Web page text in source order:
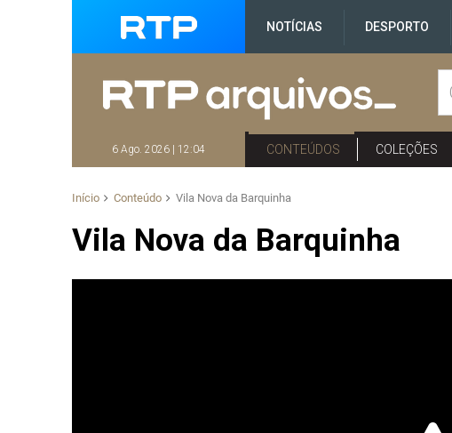
NOTÍCIAS DESPORTO
6 Ago. 2026 | 12:04 CONTEÚDOS COLEÇÕES
Início Conteúdo Vila Nova da Barquinha
Vila Nova da Barquinha